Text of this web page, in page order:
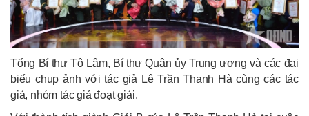
Tổng Bí thư Tô Lâm, Bí thư Quân ủy Trung ương và các đại
biểu chụp ảnh với tác giả Lê Trần Thanh Hà cùng các tác
giả, nhóm tác giả đoạt giải.